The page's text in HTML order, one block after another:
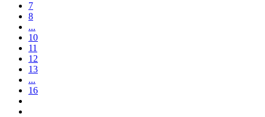
7
8
...
10
11
12
13
...
16